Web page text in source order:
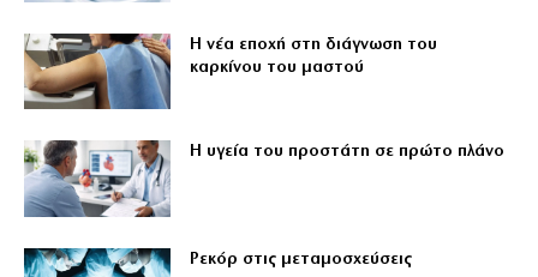
Η νέα εποχή στη διάγνωση του
καρκίνου του μαστού
Η υγεία του προστάτη σε πρώτο πλάνο
Ρεκόρ στις μεταμοσχεύσεις